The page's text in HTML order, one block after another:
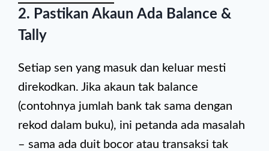
2. Pastikan Akaun Ada Balance &
Tally
Setiap sen yang masuk dan keluar mesti
direkodkan. Jika akaun tak balance
(contohnya jumlah bank tak sama dengan
rekod dalam buku), ini petanda ada masalah
– sama ada duit bocor atau transaksi tak